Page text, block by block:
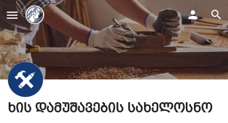
ხის დამუშავების სახელოსნო